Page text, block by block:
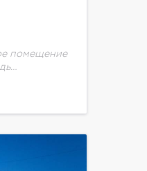
помещение
этаж.